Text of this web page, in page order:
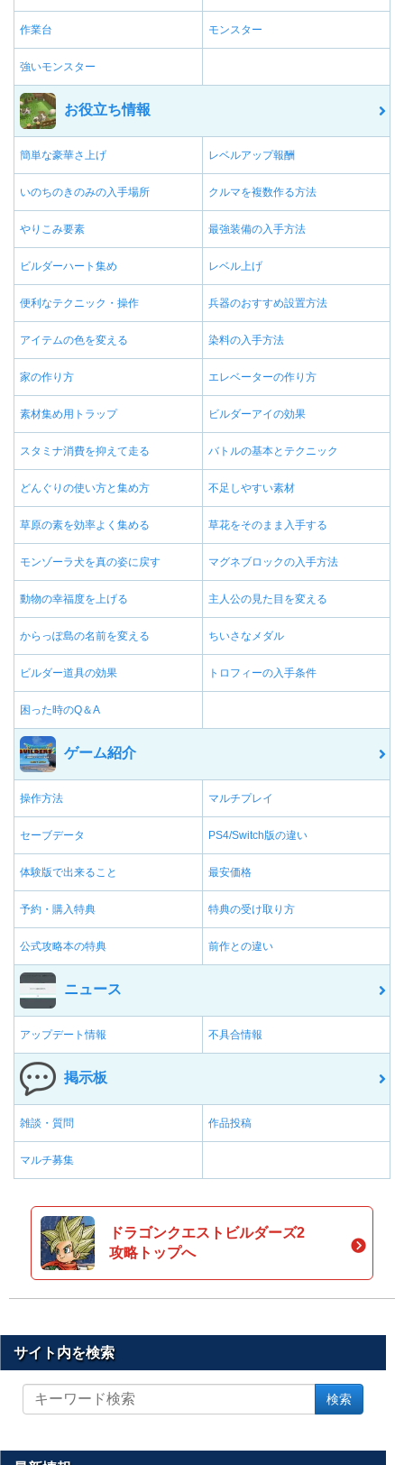
作業台 モンスター
強いモンスター
お役立ち情報
簡単な豪華さ上げ レベルアップ報酬
いのちのきのみの入手場所 クルマを複数作る方法
やりこみ要素 最強装備の入手方法
ビルダーハート集め レベル上げ
便利なテクニック・操作 兵器のおすすめ設置方法
アイテムの色を変える 染料の入手方法
家の作り方 エレベーターの作り方
素材集め用トラップ ビルダーアイの効果
スタミナ消費を抑えて走る バトルの基本とテクニック
どんぐりの使い方と集め方 不足しやすい素材
草原の素を効率よく集める 草花をそのまま入手する
モンゾーラ犬を真の姿に戻す マグネブロックの入手方法
動物の幸福度を上げる 主人公の見た目を変える
からっぽ島の名前を変える ちいさなメダル
ビルダー道具の効果 トロフィーの入手条件
困った時のQ＆A
ゲーム紹介
操作方法 マルチプレイ
セーブデータ PS4/Switch版の違い
体験版で出来ること 最安価格
予約・購入特典 特典の受け取り方
公式攻略本の特典 前作との違い
ニュース
アップデート情報 不具合情報
掲示板
雑談・質問 作品投稿
マルチ募集
ドラゴンクエストビルダーズ2
攻略トップへ
サイト内を検索
イ
検索